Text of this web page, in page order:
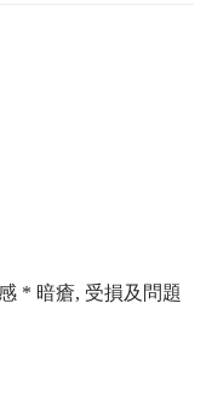
* 暗瘡, 受損及問題